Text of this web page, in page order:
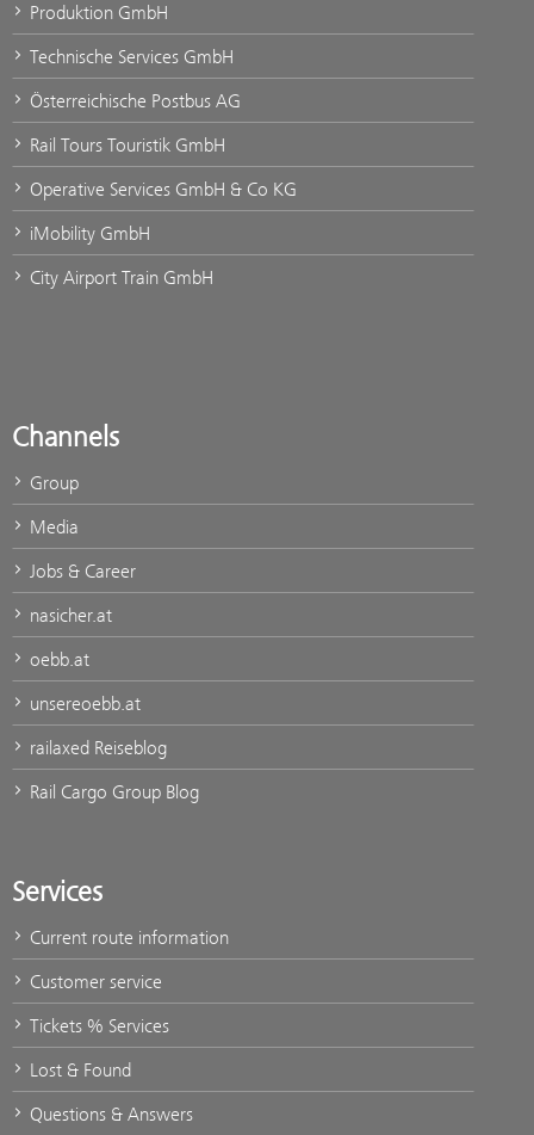
Produktion GmbH
Technische Services GmbH
Österreichische Postbus AG
Rail Tours Touristik GmbH
Operative Services GmbH & Co KG
iMobility GmbH
City Airport Train GmbH
Channels
Group
Media
Jobs & Career
nasicher.at
oebb.at
unsereoebb.at
railaxed Reiseblog
Rail Cargo Group Blog
Services
Current route information
Customer service
Tickets % Services
Lost & Found
Questions & Answers